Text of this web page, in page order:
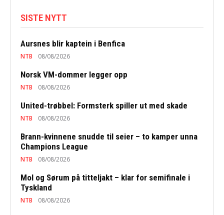
SISTE NYTT
Aursnes blir kaptein i Benfica
NTB 08/08/2026
Norsk VM-dommer legger opp
NTB 08/08/2026
United-trøbbel: Formsterk spiller ut med skade
NTB 08/08/2026
Brann-kvinnene snudde til seier – to kamper unna
Champions League
NTB 08/08/2026
Mol og Sørum på titteljakt – klar for semifinale i
Tyskland
NTB 08/08/2026